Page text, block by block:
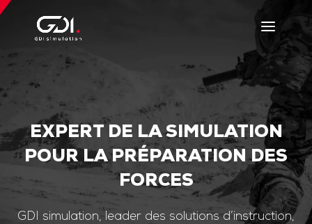
EXPERT DE LA SIMULATION
POUR LA PRÉPARATION DES
FORCES
GDI simulation, leader des solutions d’instruction,